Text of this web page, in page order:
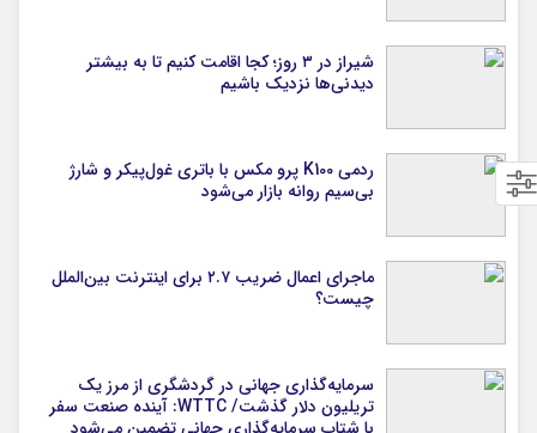
شیراز در ۳ روز؛ کجا اقامت کنیم تا به بیشتر
دیدنی‌ها نزدیک باشیم
ردمی K100 پرو مکس با باتری غول‌پیکر و شارژ
بی‌سیم روانه بازار می‌شود
ماجرای اعمال ضریب ۲.۷ برای اینترنت بین‌الملل
چیست؟
سرمایه‌گذاری جهانی در گردشگری از مرز یک
تریلیون دلار گذشت/ WTTC: آینده صنعت سفر